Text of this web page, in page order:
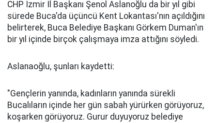
CHP İzmir İl Başkanı Şenol Aslanoğlu da bir yıl gibi
sürede Buca'da üçüncü Kent Lokantası'nın açıldığını
belirterek, Buca Belediye Başkanı Görkem Duman'ın
bir yıl içinde birçok çalışmaya imza attığını söyledi.
Aslanaoğlu, şunları kaydetti:
"Gençlerin yanında, kadınların yanında sürekli
Bucalıların içinde her gün sabah yürürken görüyoruz,
koşarken görüyoruz. Gurur duyuyoruz belediye